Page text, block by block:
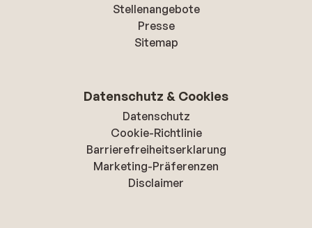
Stellenangebote
Presse
Sitemap
Datenschutz & Cookies
Datenschutz
Cookie-Richtlinie
Barrierefreiheitserklarung
Marketing-Präferenzen
Disclaimer